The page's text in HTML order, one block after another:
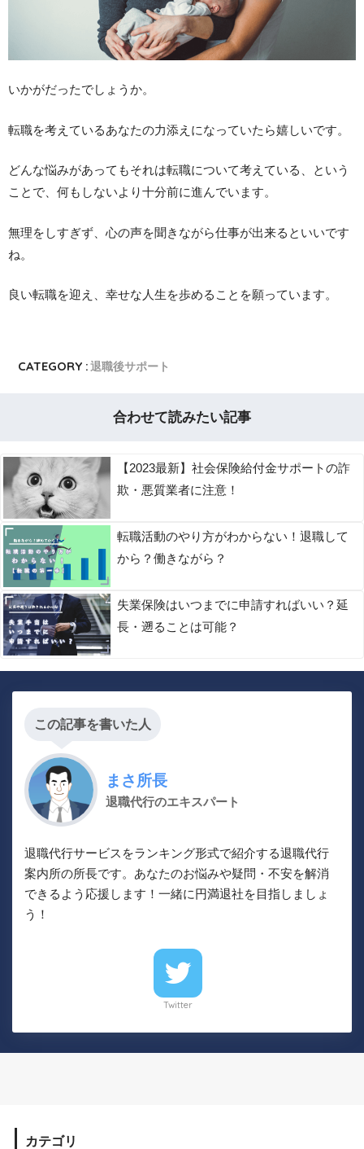
いかがだったでしょうか。
転職を考えているあなたの力添えになっていたら嬉しいです。
どんな悩みがあってもそれは転職について考えている、という
ことで、何もしないより十分前に進んでいます。
無理をしすぎず、心の声を聞きながら仕事が出来るといいです
ね。
良い転職を迎え、幸せな人生を歩めることを願っています。
CATEGORY :退職後サポート
合わせて読みたい記事
【2023最新】社会保険給付金サポートの詐
欺・悪質業者に注意！
転職活動のやり方がわからない！退職して
から？働きながら？
失業保険はいつまでに申請すればいい？延
長・遡ることは可能？
この記事を書いた人
まさ所長
退職代行のエキスパート
退職代行サービスをランキング形式で紹介する退職代行
案内所の所長です。あなたのお悩みや疑問・不安を解消
できるよう応援します！一緒に円満退社を目指しましょ
う！
Twitter
カテゴリ